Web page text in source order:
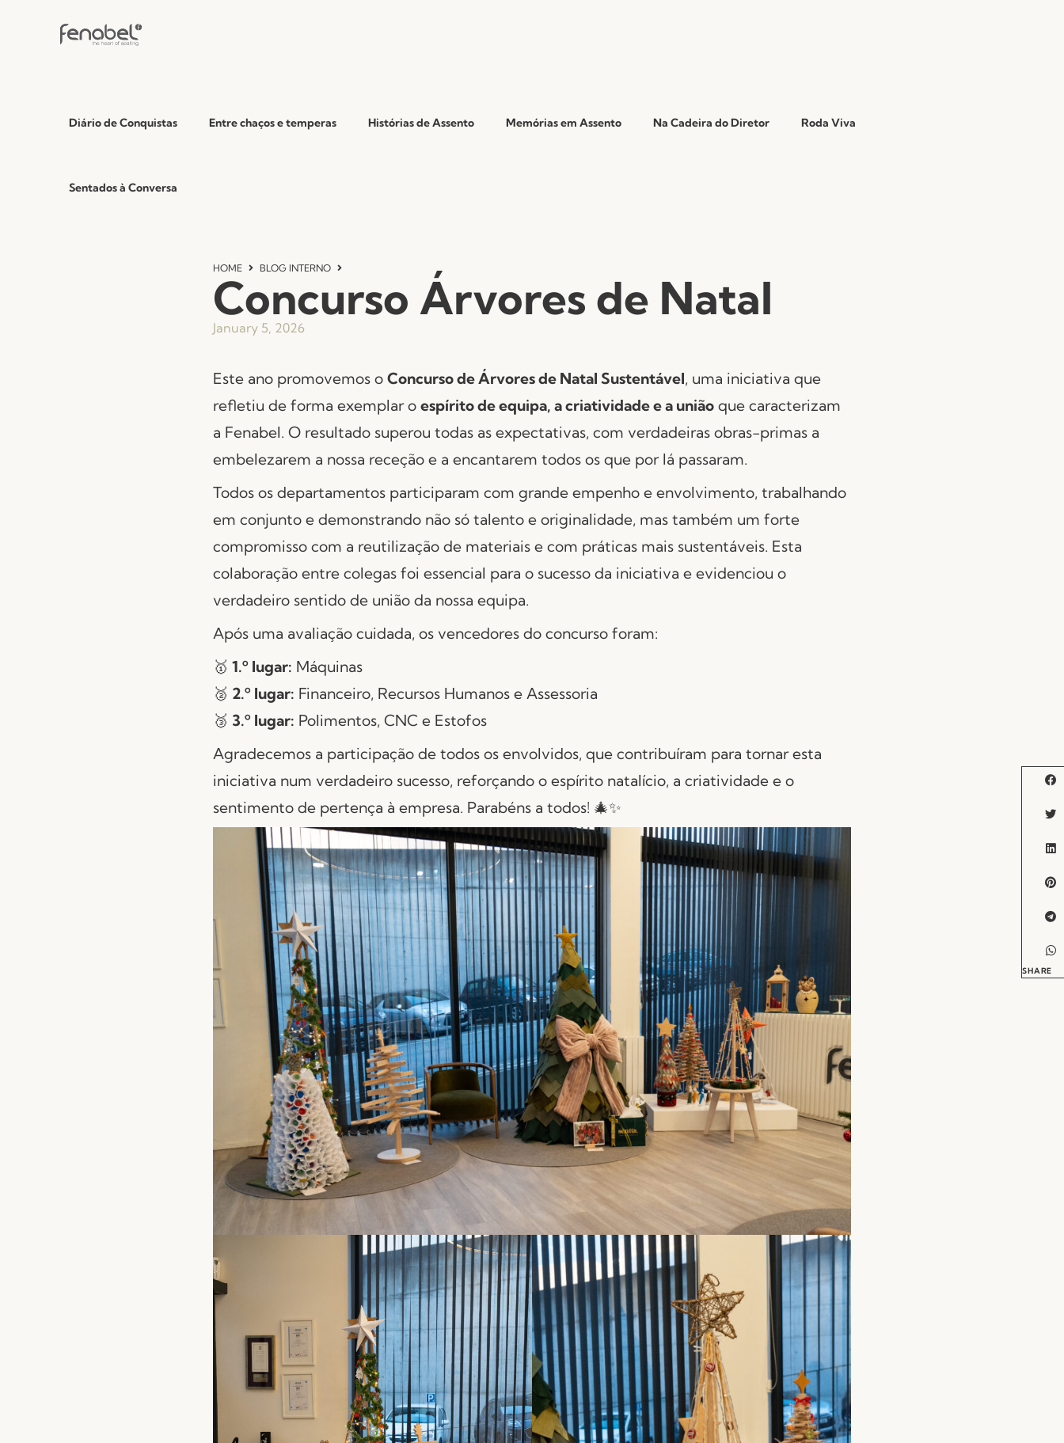
Diário de Conquistas Entre chaços e temperas Histórias de Assento Memórias em Assento Na Cadeira do Diretor Roda Viva
Sentados à Conversa
SHARE
HOME BLOG INTERNO
Concurso Árvores de Natal
January 5, 2026
Este ano promovemos o Concurso de Árvores de Natal Sustentável, uma iniciativa que
refletiu de forma exemplar o espírito de equipa, a criatividade e a uniãoque caracterizam
a Fenabel. O resultado superou todas as expectativas, com verdadeiras obras-primas a
embelezarem a nossa receção e a encantarem todos os que por lá passaram.
Todos os departamentos participaram com grande empenho e envolvimento, trabalhando
em conjunto e demonstrando não só talento e originalidade, mas também um forte
compromisso com a reutilização de materiais e com práticas mais sustentáveis. Esta
colaboração entre colegas foi essencial para o sucesso da iniciativa e evidenciou o
verdadeiro sentido de união da nossa equipa.
Após uma avaliação cuidada, os vencedores do concurso foram:
🥇 1.º lugar: Máquinas
🥈 2.º lugar: Financeiro, Recursos Humanos e Assessoria
🥉 3.º lugar: Polimentos, CNC e Estofos
Agradecemos a participação de todos os envolvidos, que contribuíram para tornar esta
iniciativa num verdadeiro sucesso, reforçando o espírito natalício, a criatividade e o
sentimento de pertença à empresa. Parabéns a todos! 🎄✨